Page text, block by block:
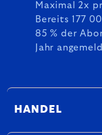
Maximal 2x
Bereits 177
85 % der
Jahr
HANDEL